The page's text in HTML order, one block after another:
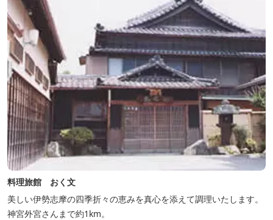
料理旅館 おく文
美しい伊勢志摩の四季折々の恵みを真心を添えて調理いたします。
神宮外宮さんまで約1km。